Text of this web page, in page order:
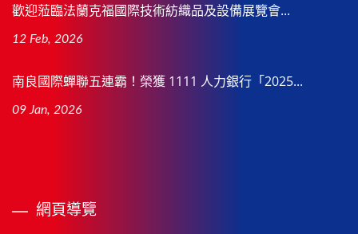
歡迎蒞臨法蘭克福國際技術紡織品及設備展覽會...
12 Feb, 2026
南良國際蟬聯五連霸！榮獲 1111 人力銀行「2025...
09 Jan, 2026
網頁導覽